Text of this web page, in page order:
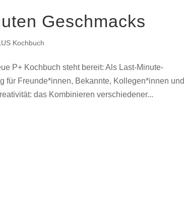
Geschmacks
Kochbuch
P+ Kochbuch steht bereit: Als Last-Minute-
für Freunde*innen, Bekannte, Kollegen*innen und
das Kombinieren verschiedener...